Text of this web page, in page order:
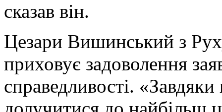
сказав він.
Цезари Вишинський з
приховує задоволення
справедливості.